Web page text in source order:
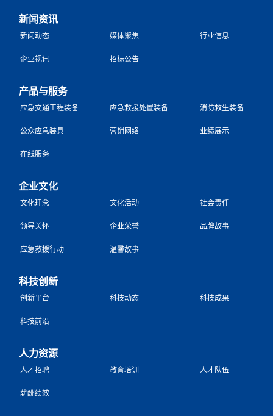
新闻资讯
新闻动态 媒体聚焦 行业信息
企业视讯 招标公告
产品与服务
应急交通工程装备 应急救援处置装备 消防救生装备
公众应急装具 营销网络 业绩展示
在线服务
企业文化
文化理念 文化活动 社会责任
领导关怀 企业荣誉 品牌故事
应急救援行动 温馨故事
科技创新
创新平台 科技动态 科技成果
科技前沿
人力资源
人才招聘 教育培训 人才队伍
薪酬绩效